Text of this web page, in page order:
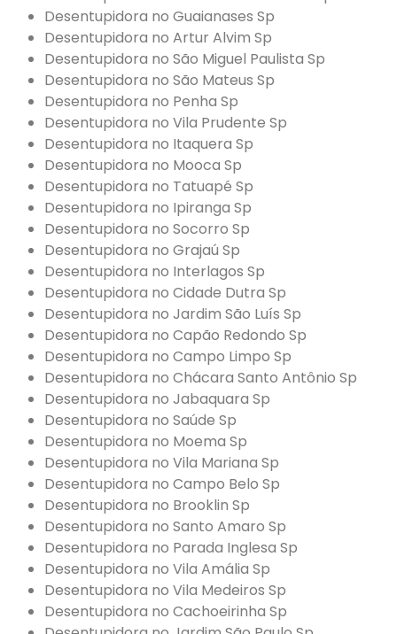
Desentupidora no Guaianases Sp
Desentupidora no Artur Alvim Sp
Desentupidora no São Miguel Paulista Sp
Desentupidora no São Mateus Sp
Desentupidora no Penha Sp
Desentupidora no Vila Prudente Sp
Desentupidora no Itaquera Sp
Desentupidora no Mooca Sp
Desentupidora no Tatuapé Sp
Desentupidora no Ipiranga Sp
Desentupidora no Socorro Sp
Desentupidora no Grajaú Sp
Desentupidora no Interlagos Sp
Desentupidora no Cidade Dutra Sp
Desentupidora no Jardim São Luís Sp
Desentupidora no Capão Redondo Sp
Desentupidora no Campo Limpo Sp
Desentupidora no Chácara Santo Antônio Sp
Desentupidora no Jabaquara Sp
Desentupidora no Saúde Sp
Desentupidora no Moema Sp
Desentupidora no Vila Mariana Sp
Desentupidora no Campo Belo Sp
Desentupidora no Brooklin Sp
Desentupidora no Santo Amaro Sp
Desentupidora no Parada Inglesa Sp
Desentupidora no Vila Amália Sp
Desentupidora no Vila Medeiros Sp
Desentupidora no Cachoeirinha Sp